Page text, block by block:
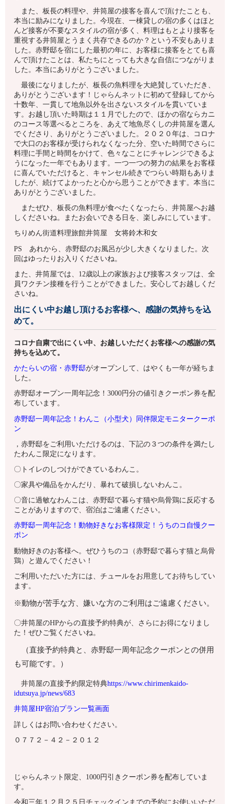
また、板長の料理や、井筒屋の接客を喜んで頂けたことも、
本当に励みになりました。今現在、一棟貸しの宿の多くはほと
んど接客が不要なスタイルの宿が多く、料理はもとより接客を
重視する井筒屋とうまく共存できるのか？という不安もありま
した。赤野邸を宿にした最初の年に、お客様に接客をとても喜
んで頂けたことは、私たちにとっても大きな自信につながりま
した。本当にありがとうございました。
最後になりましたが、板長の魚料理を大絶賛していただき、
ありがとうございます！じゃらんネットに初めて登録してから
十数年、一貫して地魚以外を出さないスタイルを貫いていま
す。お越し頂いた時期は１１月でしたので、ほかの宿ならカニ
のコース等選べるところを、あえて地魚尽くしの井筒屋を選ん
でくださり、ありがとうございました。２０２０年は、コロナ
で大口のお客様が受けられなくなった分、空いた時間でさらに
料理に手間と時間をかけて、色々なことにチャレンジできるよ
うになった一年でもあります。一つ一つの努力の結果をお客様
に喜んでいただけると、キャンセル続きでつらい時期もありま
したが、続けてよかったと心から思うことができます。本当に
ありがとうございました。
またぜひ、板長の魚料理が食べたくなったら、井筒屋へお越
しくださいね。またお会いできる日を、楽しみにしています。
ちりめん街道料理旅館井筒屋 女将鈴木和女
PS あれから、赤野邸のお風呂が少し大きくなりました。次
回はゆったりお入りくださいね。
また、井筒屋では、12歳以上の家族および接客スタッフは、全
員ワクチン接種を行うことができました。安心してお越しくだ
さいね。
出にくい中お越し頂けるお客様へ、感謝の気持ちを込
めて。
コロナ自粛で出にくい中、お越しいただくお客様への感謝の気
持ちを込めて。
かたらいの宿・赤野邸がオープンして、はやくも一年が経ちま
した。
赤野邸オープン一周年記念！3000円分の値引きクーポン券を配
布しています。
赤野邸一周年記念！わんこ（小型犬）同伴限定モニタークーポ
ン
，赤野邸をご利用いただけるのは、下記の３つの条件を満たし
たわんこ限定になります。
〇トイレのしつけができているわんこ。
〇家具や備品をかんだり、暴れて破損しないわんこ。
〇音に過敏なわんこは、赤野邸で暮らす猫や烏骨鶏に反応する
ことがありますので、宿泊はご遠慮ください。
赤野邸一周年記念！動物好きなお客様限定！うちのコ自慢クー
ポン
動物好きのお客様へ。ぜひうちのコ（赤野邸で暮らす猫と烏骨
鶏）と遊んでください！
ご利用いただいた方には、チュールをお用意してお待ちしてい
ます。
※動物が苦手な方、嫌いな方のご利用はご遠慮ください。
〇井筒屋のHPからの直接予約特典が、さらにお得になりまし
た！ぜひご覧くださいね。
（直接予約特典と、赤野邸一周年記念クーポンとの併用
も可能です。）
井筒屋の直接予約限定特典https://www.chirimenkaido-
idutsuya.jp/news/683
井筒屋HP宿泊プラン一覧画面
詳しくはお問い合わせください。
０７７２－４２－２０１２
じゃらんネット限定、1000円引きクーポン券を配布していま
す。
令和三年１２月２５日チェックインまでの予約にお使いいただ